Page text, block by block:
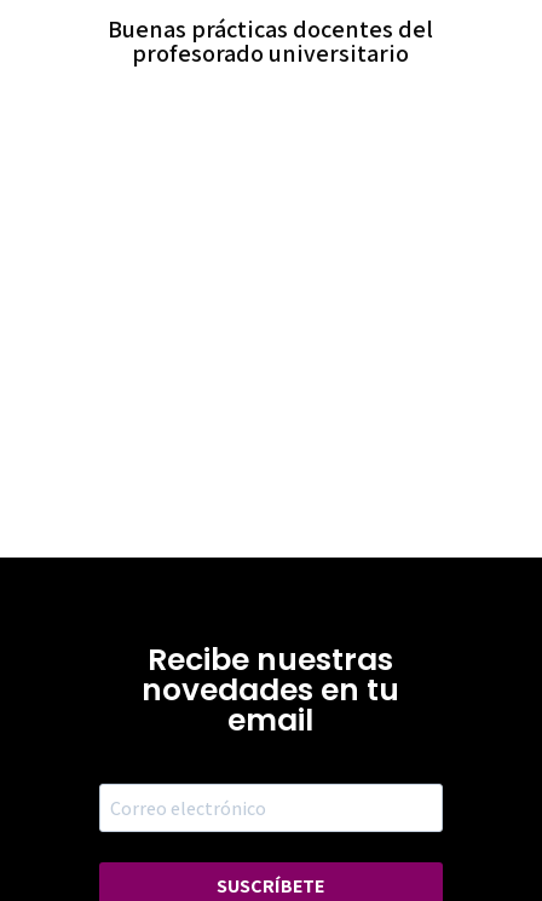
Buenas prácticas docentes del
profesorado universitario
Recibe nuestras
novedades en tu
email
SUSCRÍBETE